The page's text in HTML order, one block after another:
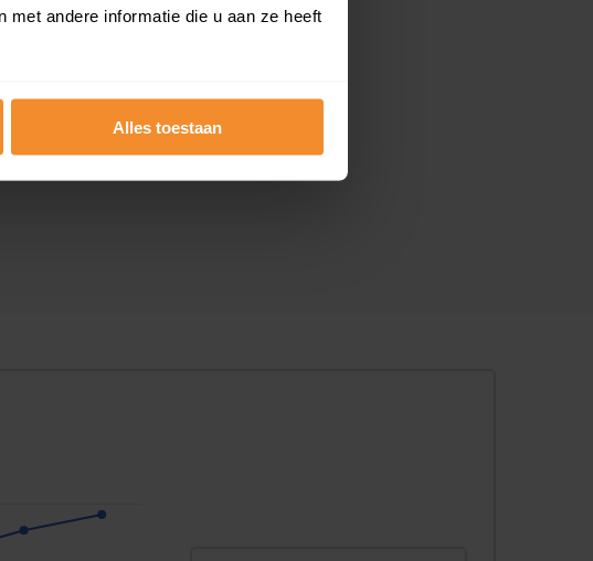
met andere informatie die u aan ze heeft
Alles toestaan